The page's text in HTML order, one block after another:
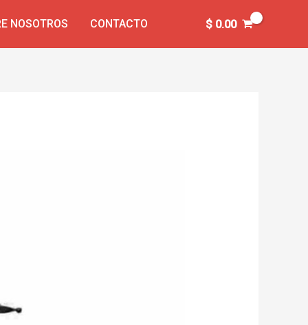
NOSOTROS CONTACTO $0.00